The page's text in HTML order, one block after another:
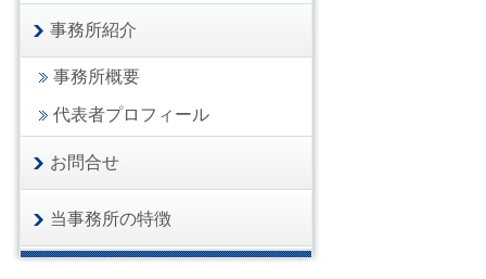
事務所紹介
事務所概要
代表者プロフィール
お問合せ
当事務所の特徴